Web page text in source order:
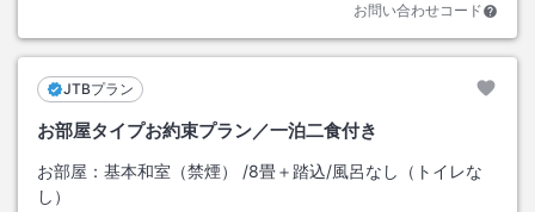
お問い合わせコード
JTBプラン
お部屋タイプお約束プラン／一泊二食付き
お部屋： 基本和室（禁煙） /8畳＋踏込/風呂なし（トイレな
し）